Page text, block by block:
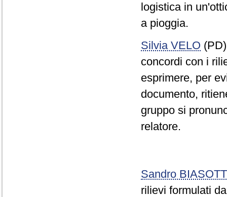
logistica in
a pioggia.
Silvia VELO
concordi con i
esprimere, per
documento,
gruppo si
relatore.
Sandro
rilievi formulati